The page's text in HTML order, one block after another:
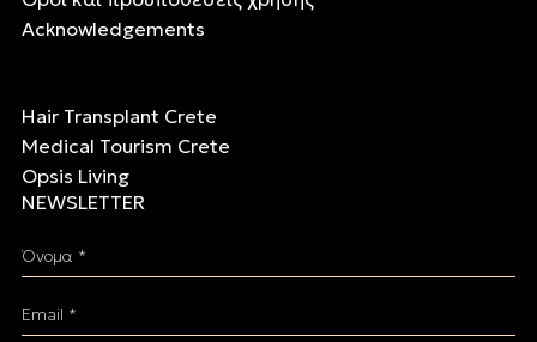
Acknowledgements
Hair Transplant Crete
Medical Tourism Crete
Opsis Living
NEWSLETTER
Όνομα *
Email *